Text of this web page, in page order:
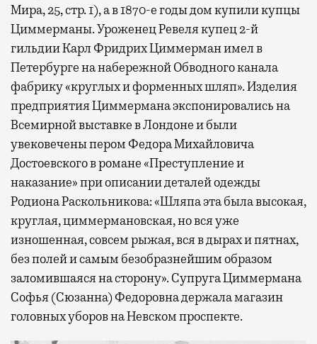
Мира, 25, стр. 1), а в 1870-е годы дом купили купцы
Циммерманы. Уроженец Ревеля купец 2-й
гильдии Карл Фридрих Циммерман имел в
Петербурге на набережной Обводного канала
фабрику «круглых и форменных шляп». Изделия
предприятия Циммермана экспонировались на
Всемирной выставке в Лондоне и были
увековечены пером Федора Михайловича
Достоевского в романе «Преступление и
наказание» при описании деталей одежды
Родиона Раскольникова: «Шляпа эта была высокая,
круглая, циммермановская, но вся уже
изношенная, совсем рыжая, вся в дырах и пятнах,
без полей и самым безобразнейшим образом
заломившаяся на сторону». Супруга Циммермана
Софья (Сюзанна) Федоровна держала магазин
головных уборов на Невском проспекте.